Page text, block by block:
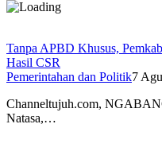
Tanpa APBD Khusus,
Hasil CSR
Pemerintahan dan Politik7
Channeltujuh.com,
Natasa,…